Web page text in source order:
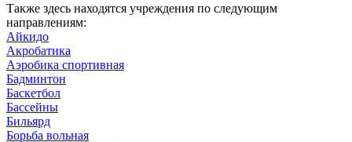
Также здесь находятся учреждения по следующим
направлениям:
Айкидо
Акробатика
Аэробика спортивная
Бадминтон
Баскетбол
Бассейны
Бильярд
Борьба вольная